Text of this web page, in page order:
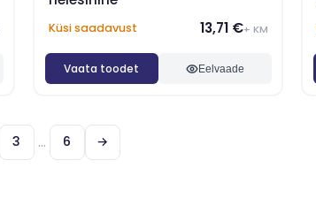
Küsi saadavust 13,71 €+ KM
Vaata toodet Eelvaade
3 ... 6 →